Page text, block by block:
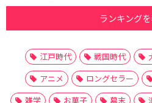
ランキング
江戸時代 戦国時代
アニメ
ロングセラー
雑学
お菓子 幕末